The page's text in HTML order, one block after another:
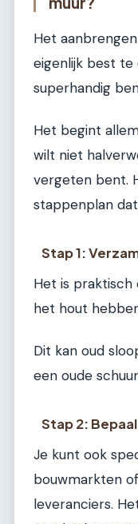
Het
eigenlijk best te
superhandig
Het begint
wilt niet
vergeten bent.
stappenplan
Stap 1:
Het is
het hout
Dit kan oud
een oude
Stap 2:
Je kunt ook
bouwmarkten
leveranciers.